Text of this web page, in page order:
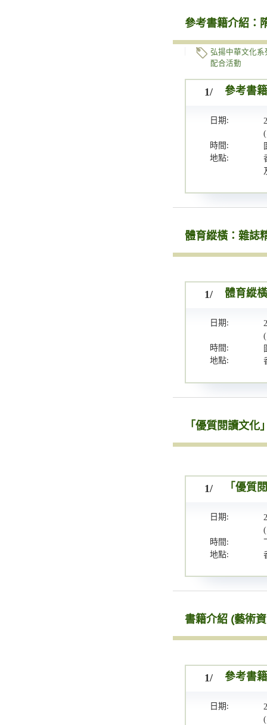
參考書籍介紹：
弘揚中華文化系
配合活動
1/ 參考書
日期:
時間:
地點:
體育縱橫：雜誌
1/ 體育縱
日期:
時間:
地點:
「優質閱讀文化
1/ 「優質
日期:
時間:
地點:
書籍介紹 (藝術
1/ 參考書
日期: